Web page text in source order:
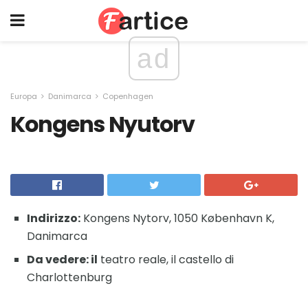
ad
Europa Danimarca Copenhagen
Kongens Nyutorv
Indirizzo: Kongens Nytorv, 1050 København K,
Danimarca
Da vedere: il teatro reale, il castello di
Charlottenburg